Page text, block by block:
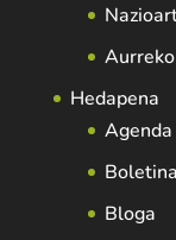
Hedapena
Agenda
Boletina
Bloga